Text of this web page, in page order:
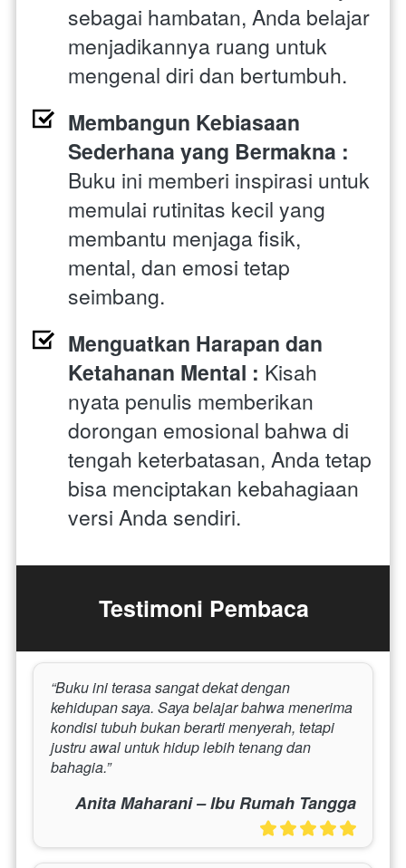
sebagai hambatan, Anda belajar
menjadikannya ruang untuk
mengenal diri dan bertumbuh.
Membangun Kebiasaan
Buku ini memberi inspirasi untuk
memulai rutinitas kecil yang
membantu menjaga fisik,
mental, dan emosi tetap
seimbang.
Menguatkan Harapan dan
Ketahanan Mental : Kisah
nyata penulis memberikan
dorongan emosional bahwa di
tengah keterbatasan, Anda tetap
bisa menciptakan kebahagiaan
versi Anda sendiri.
Testimoni Pembaca
“Buku ini terasa sangat dekat dengan
kehidupan saya. Saya belajar bahwa menerima
kondisi tubuh bukan berarti menyerah, tetapi
justru awal untuk hidup lebih tenang dan
bahagia.”
Anita Maharani – Ibu Rumah Tangga